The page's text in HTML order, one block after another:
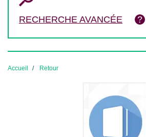
RECHERCHE AVANCÉE
Accueil Retour